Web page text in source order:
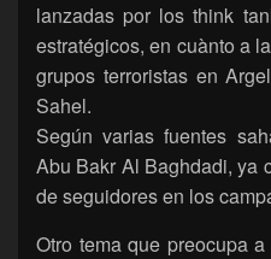
lanzadas por los think
estratégicos, en cuànto a
grupos terroristas en
Sahel.
Según varias fuentes
Abu Bakr Al Baghdadi, ya
de seguidores en los
Otro tema que preocupa